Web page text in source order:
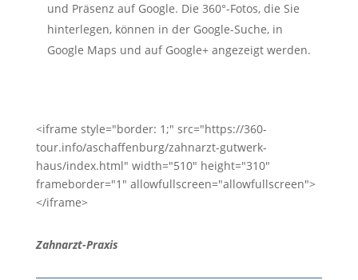
und Präsenz auf Google. Die 360°-Fotos, die Sie
hinterlegen, können in der Google-Suche, in
Google Maps und auf Google+ angezeigt werden.
<iframe style="border: 1;" src="https://360-
tour.info/aschaffenburg/zahnarzt-gutwerk-
haus/index.html" width="510" height="310"
frameborder="1" allowfullscreen="allowfullscreen">
</iframe>
Zahnarzt-Praxis